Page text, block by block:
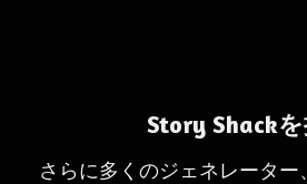
Story Shack
さらに多くのジェネレータ